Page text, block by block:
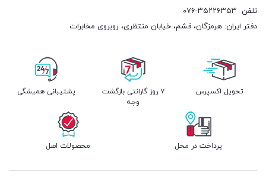
تلفن ۰۷۶-۳۵۲۲۶۳۵۳
دفتر ایران: هرمزگان، قشم، خیابان منتظری، روبروی مخابرات
تحویل اکسپرس
۷ روز گارانتی بازگشت
وجه
پشتیبانی همیشگی
پرداخت در محل محصولات اصل